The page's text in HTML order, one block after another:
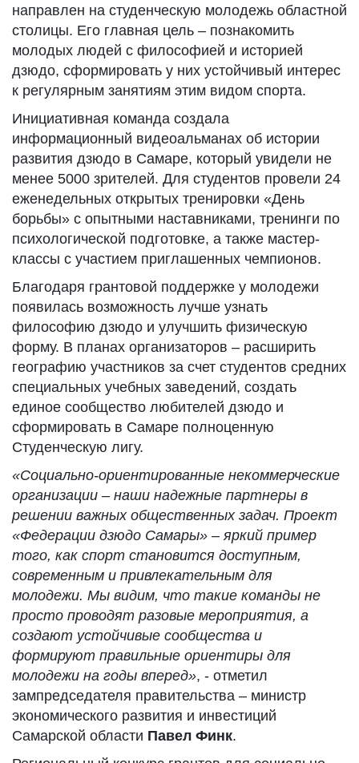
направлен на студенческую молодежь областной
столицы. Его главная цель – познакомить
молодых людей с философией и историей
дзюдо, сформировать у них устойчивый интерес
к регулярным занятиям этим видом спорта.
Инициативная команда создала
информационный видеоальманах об истории
развития дзюдо в Самаре, который увидели не
менее 5000 зрителей. Для студентов провели 24
еженедельных открытых тренировки «День
борьбы» с опытными наставниками, тренинги по
психологической подготовке, а также мастер-
классы с участием приглашенных чемпионов.
Благодаря грантовой поддержке у молодежи
появилась возможность лучше узнать
философию дзюдо и улучшить физическую
форму. В планах организаторов – расширить
географию участников за счет студентов средних
специальных учебных заведений, создать
единое сообщество любителей дзюдо и
сформировать в Самаре полноценную
Студенческую лигу.
«Социально-ориентированные некоммерческие
организации – наши надежные партнеры в
решении важных общественных задач. Проект
«Федерации дзюдо Самары» – яркий пример
того, как спорт становится доступным,
современным и привлекательным для
молодежи. Мы видим, что такие команды не
просто проводят разовые мероприятия, а
создают устойчивые сообщества и
формируют правильные ориентиры для
молодежи на годы вперед», - отметил
зампредседателя правительства – министр
экономического развития и инвестиций
Самарской области Павел Финк.